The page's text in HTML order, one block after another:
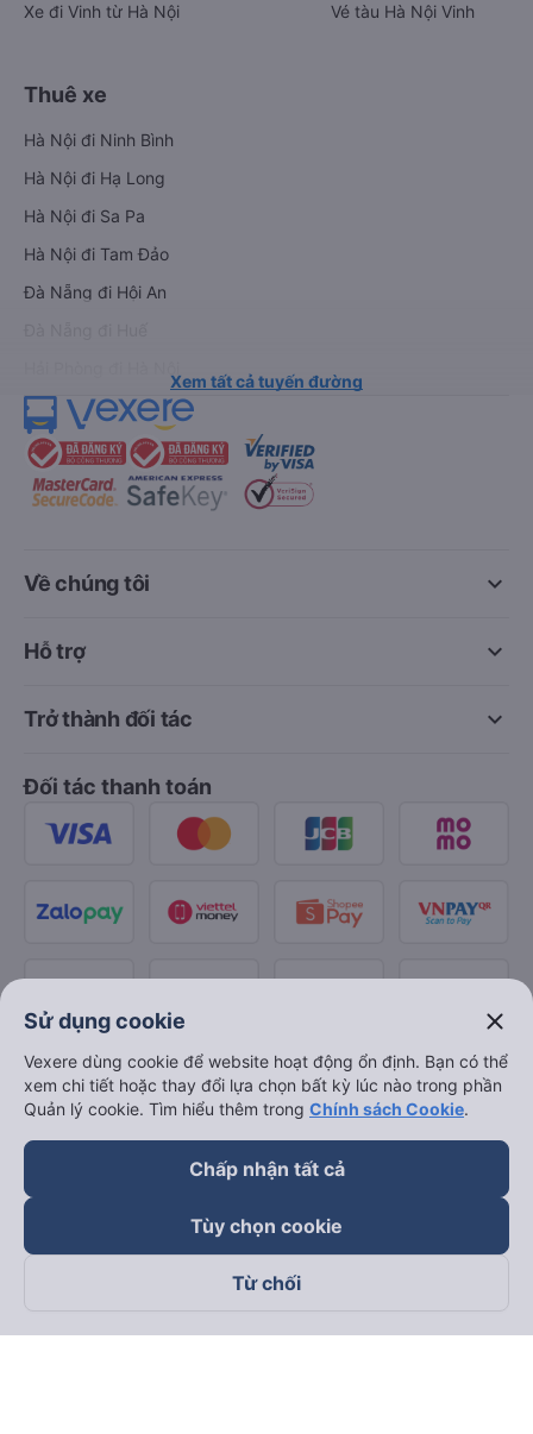
Xe đi Vinh từ Hà Nội
Vé tàu Hà Nội Vinh
Thuê xe
Hà Nội đi Ninh Bình
Hà Nội đi Hạ Long
Hà Nội đi Sa Pa
Hà Nội đi Tam Đảo
Đà Nẵng đi Hội An
Xem tất cả tuyến đường
keyboard_arrow_down
Về chúng tôi
keyboard_arrow_down
Hỗ trợ
keyboard_arrow_down
Trở thành đối tác
Đối tác thanh toán
Theo dõi chúng tôi trên
Sử dụng cookie close
Vexere dùng cookie để website hoạt động ổn định. Bạn có thể
xem chi tiết hoặc thay đổi lựa chọn bất kỳ lúc nào trong phần
Quản lý cookie. Tìm hiểu thêm trong Chính sách Cookie.
Chấp nhận tất cả
Tùy chọn cookie
Từ chối